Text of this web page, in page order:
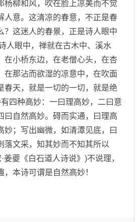
杨柳和风，吹在脸上凉美而不觉
人意。这清凉的春意，不正是春
？这迷人的春景，正是诗人眼中
眼中，禅就在古木中、溪水
在小桥东边，在老僧心头，在杏
在那沾而欲湿的凉意中，在吹面
春天，就是一切的一切，就是绝
种高妙：一曰理高妙，二曰意
曰自然高妙。碍而实通，曰理高
妙；写出幽微，如清潭见底，曰
落文采，知其妙而不知其所以
姜夔《白石道人诗说》)不说理，
本诗可谓是自然高妙！